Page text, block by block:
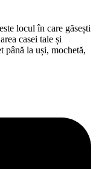
locul în care găsești
casei tale și
până la uși, mochetă,